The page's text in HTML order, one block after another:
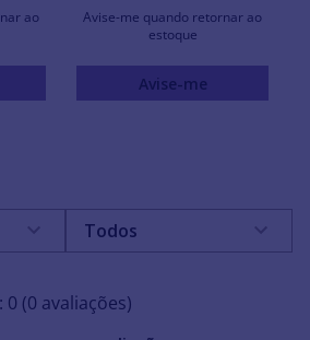
ao
Avise-me quando retornar ao
estoque
Avise-me
0 (0 avaliações)
Todos